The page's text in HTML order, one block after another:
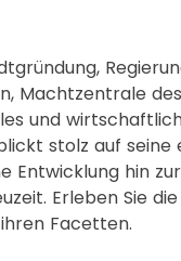
Machtzentrale
und
stolz auf seine
Entwicklung hin
Erleben Sie
Facetten.